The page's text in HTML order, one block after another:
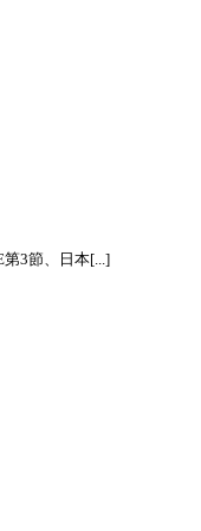
3節、日本[...]